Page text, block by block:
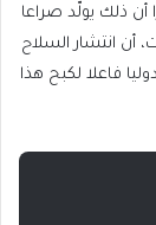
أن ذلك يولّد صراعا
أن انتشار السلاح
فاعلا لكبح هذا